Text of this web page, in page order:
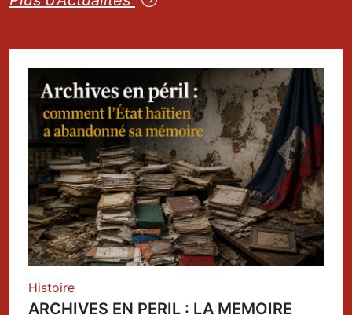
Histoire
ARCHIVES EN PERIL : LA MEMOIRE